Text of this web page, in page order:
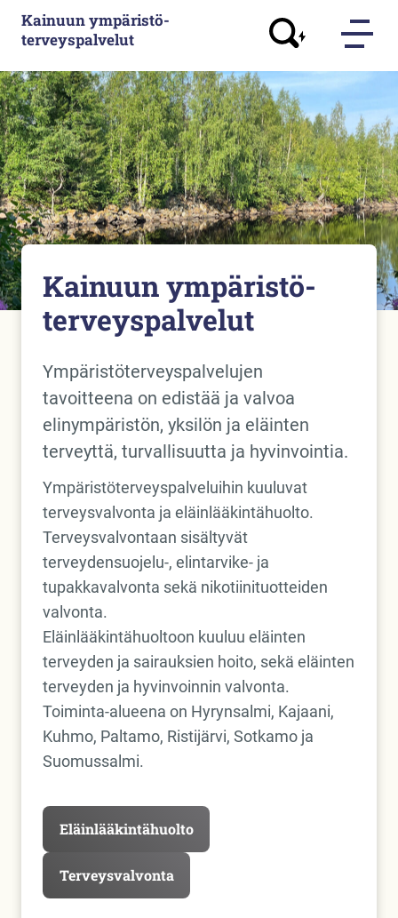
Kainuun ympäristö­
terveyspalvelut
Kainuun ympäristö­
terveyspalvelut
Ympäristöterveyspalvelujen
tavoitteena on edistää ja valvoa
elinympäristön, yksilön ja eläinten
terveyttä, turvallisuutta ja hyvinvointia.
Ympäristöterveyspalveluihin kuuluvat
terveysvalvonta ja eläinlääkintähuolto.
Terveysvalvontaan sisältyvät
terveydensuojelu-, elintarvike- ja
tupakkavalvonta sekä nikotiinituotteiden
valvonta.
Eläinlääkintähuoltoon kuuluu eläinten
terveyden ja sairauksien hoito, sekä eläinten
terveyden ja hyvinvoinnin valvonta.
Toiminta-alueena on Hyrynsalmi, Kajaani,
Kuhmo, Paltamo, Ristijärvi, Sotkamo ja
Suomussalmi.
Eläinlääkintähuolto
Terveysvalvonta